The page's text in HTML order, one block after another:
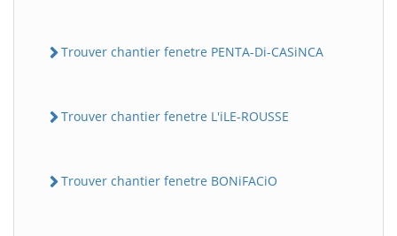
Trouver chantier fenetre PENTA-Di-CASiNCA
Trouver chantier fenetre L'iLE-ROUSSE
Trouver chantier fenetre BONiFACiO